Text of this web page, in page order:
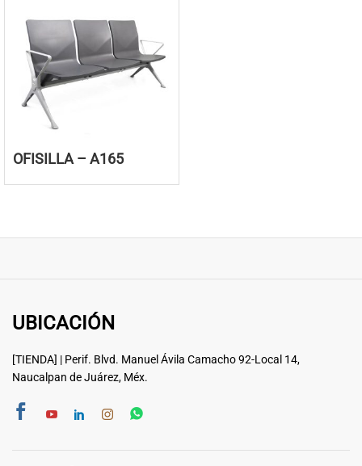
OFISILLA – A165
UBICACIÓN
[TIENDA] | Perif. Blvd. Manuel Ávila Camacho 92-Local 14,
Naucalpan de Juárez, Méx.